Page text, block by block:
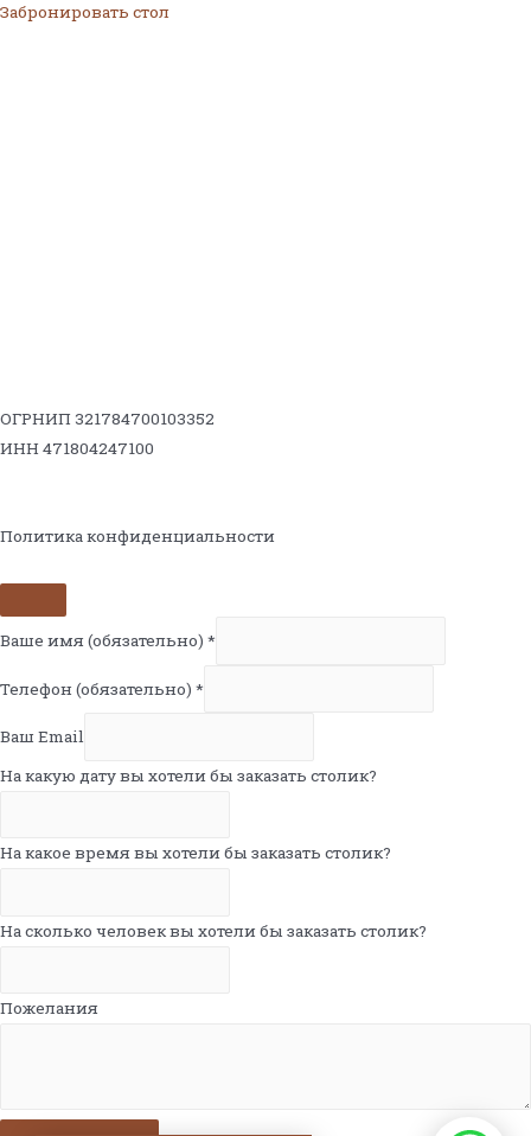
Забронировать стол
ОГРНИП 321784700103352
ИНН 471804247100
Политика конфиденциальности
Ваше имя (обязательно) *
Телефон (обязательно) *
Ваш Email
На какую дату вы хотели бы заказать столик?
На какое время вы хотели бы заказать столик?
На сколько человек вы хотели бы заказать столик?
Пожелания